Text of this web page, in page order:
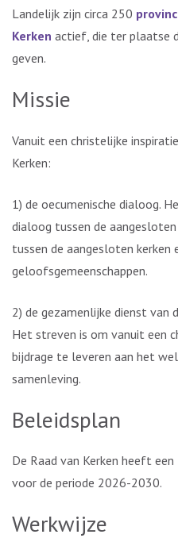
Landelijk zijn circa 250
Kerken actief, die ter plaatse
geven.
Missie
Vanuit een christelijke
Kerken:
1) de oecumenische dialoog.
dialoog tussen de
tussen de aangesloten kerken
geloofsgemeenschappen.
2) de gezamenlijke dienst van
Het streven is om vanuit een
bijdrage te leveren aan het
samenleving.
Beleidsplan
De Raad van Kerken heeft een
voor de periode 2026-2030.
Werkwijze